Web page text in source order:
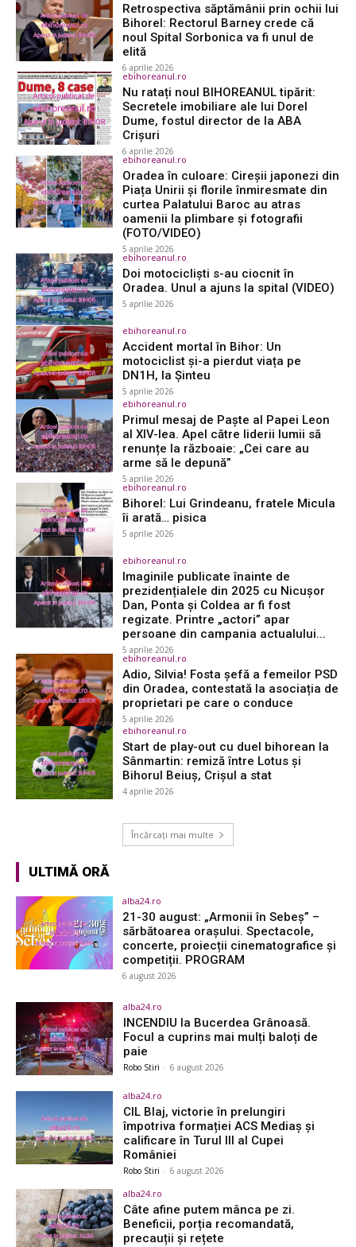
Retrospectiva săptămânii prin ochii lui
Bihorel: Rectorul Barney crede că
noul Spital Sorbonica va fi unul de
elită
6 aprilie 2026
ebihoreanul.ro
Nu ratați noul BIHOREANUL tipărit:
Secretele imobiliare ale lui Dorel
Dume, fostul director de la ABA
Crișuri
6 aprilie 2026
ebihoreanul.ro
Oradea în culoare: Cireșii japonezi din
Piața Unirii și florile înmiresmate din
curtea Palatului Baroc au atras
oamenii la plimbare și fotografii
(FOTO/VIDEO)
5 aprilie 2026
ebihoreanul.ro
Doi motocicliști s-au ciocnit în
Oradea. Unul a ajuns la spital (VIDEO)
5 aprilie 2026
ebihoreanul.ro
Accident mortal în Bihor: Un
motociclist și-a pierdut viața pe
DN1H, la Șinteu
5 aprilie 2026
ebihoreanul.ro
Primul mesaj de Paște al Papei Leon
al XIV-lea. Apel către liderii lumii să
renunțe la războaie: „Cei care au
arme să le depună”
5 aprilie 2026
ebihoreanul.ro
Bihorel: Lui Grindeanu, fratele Micula
îi arată… pisica
5 aprilie 2026
ebihoreanul.ro
Imaginile publicate înainte de
prezidențialele din 2025 cu Nicușor
Dan, Ponta și Coldea ar fi fost
regizate. Printre „actori” apar
persoane din campania actualului...
5 aprilie 2026
ebihoreanul.ro
Adio, Silvia! Fosta șefă a femeilor PSD
din Oradea, contestată la asociația de
proprietari pe care o conduce
5 aprilie 2026
ebihoreanul.ro
Start de play-out cu duel bihorean la
Sânmartin: remiză între Lotus și
Bihorul Beiuș, Crișul a stat
4 aprilie 2026
Încărcați mai multe
ULTIMĂ ORĂ
alba24.ro
21-30 august: „Armonii în Sebeș” –
sărbătoarea orașului. Spectacole,
concerte, proiecții cinematografice și
competiții. PROGRAM
6 august 2026
alba24.ro
INCENDIU la Bucerdea Grânoasă.
Focul a cuprins mai mulți baloți de
paie
Robo Stiri - 6 august 2026
alba24.ro
CIL Blaj, victorie în prelungiri
împotriva formației ACS Mediaș și
calificare în Turul III al Cupei
României
Robo Stiri - 6 august 2026
alba24.ro
Câte afine putem mânca pe zi.
Beneficii, porția recomandată,
precauții și rețete